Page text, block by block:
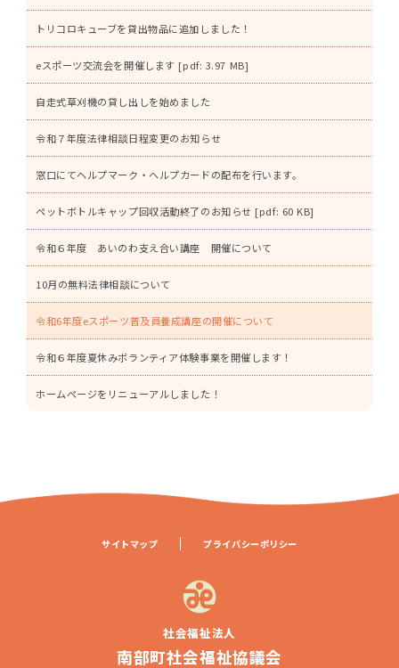
トリコロキューブを貸出物品に追加しました！
eスポーツ交流会を開催します [pdf: 3.97 MB]
自走式草刈機の貸し出しを始めました
令和７年度法律相談日程変更のお知らせ
窓口にてヘルプマーク・ヘルプカードの配布を行います。
ペットボトルキャップ回収活動終了のお知らせ [pdf: 60 KB]
令和６年度 あいのわ支え合い講座 開催について
10月の無料法律相談について
令和6年度eスポーツ普及員養成講座の開催について
令和６年度夏休みボランティア体験事業を開催します！
ホームページをリニューアルしました！
サイトマップ プライバシーポリシー
社会福祉法人
南部町社会福祉協議会